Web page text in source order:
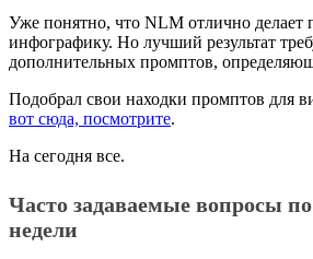
Уже понятно, что NLM отлично делает
инфографику. Но лучший результат
дополнительных промптов,
Подобрал свои находки промптов для
вот сюда, посмотрите.
На сегодня все.
Часто задаваемые вопросы
недели